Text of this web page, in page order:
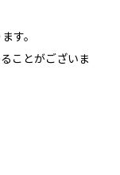
す。
ことがございま